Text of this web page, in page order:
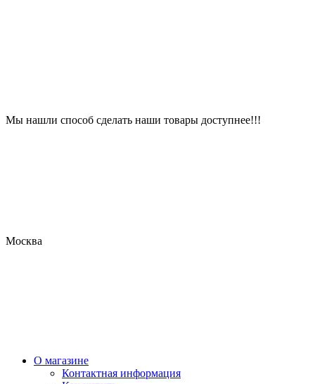
Мы нашли способ сделать наши товары доступнее!!!
Москва
О магазине
Контактная информация